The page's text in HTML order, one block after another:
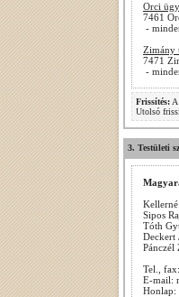
Orci
7461
-
Zimány
7471
-
Frissítés:
Utolsó
3. Testületi
Sipos
Tóth
Deckert
Pánczél
Tel.,
E-mail:
Honlap: